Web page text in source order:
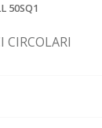
50SQ1
CIRCOLARI